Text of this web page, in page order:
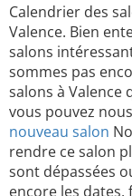
Calendrier des
Valence. Bien
salons
sommes pas
salons à Valence
vous pouvez
nouveau salon
rendre ce salon
sont dépassées
encore les dates,